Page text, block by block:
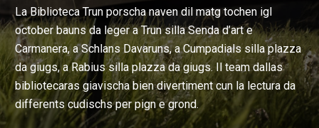
La Biblioteca Trun porscha naven dil matg tochen igl
october bauns da leger a Trun silla Senda d’art e
Carmanera, a Schlans Davaruns, a Cumpadials silla plazza
da giugs, a Rabius silla plazza da giugs. Il team dallas
bibliotecaras giavischa bien divertiment cun la lectura da
differents cudischs per pign e grond.